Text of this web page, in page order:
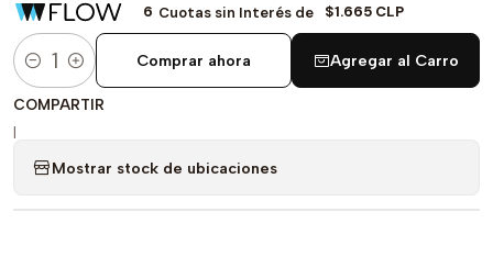
6 Cuotas sin Interés de $1.665 CLP
Cantidad
Agregar al Carro
Comprar ahora
COMPARTIR
|
Mostrar stock de ubicaciones